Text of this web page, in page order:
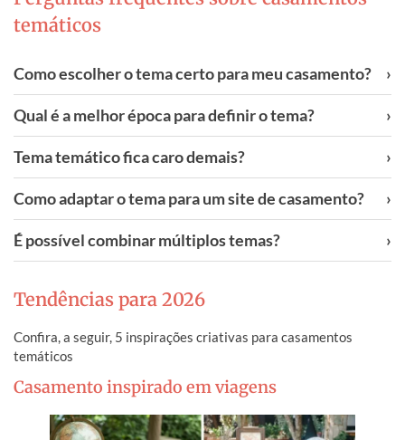
temáticos
Como escolher o tema certo para meu casamento? ›
Qual é a melhor época para definir o tema? ›
Tema temático fica caro demais? ›
Como adaptar o tema para um site de casamento? ›
É possível combinar múltiplos temas? ›
Tendências para 2026
Confira, a seguir, 5 inspirações criativas para casamentos
temáticos
Casamento inspirado em viagens